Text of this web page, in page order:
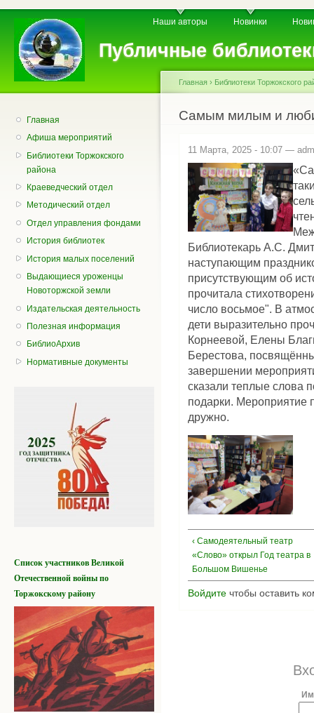
Публичные
Главное меню Наши авторы Новинки
Вторичное меню
Главная
Афиша мероприятий
Библиотеки Торжокского
района
Краеведческий отдел
Методический отдел
Отдел управления фондами
История библиотек
История малых поселений
Выдающиеся уроженцы
Новоторжской земли
Издательская деятельность
Полезная информация
БиблиоАрхив
Нормативные документы
Список участниковВеликой
Отечественной войныпо
Торжокскому району
Вы здесь
Главная › Библиотеки Торжокского
Самым милым и
11 Марта, 2025 - 10:07 —
Библиотекарь А.С.
наступающим
присутствующим об
прочитала
число восьмое". В
дети выразительно
Корнеевой, Елены
Берестова,
завершении
сказали теплые слова
подарки. Мероприятие
дружно.
‹ Самодеятельный театр
«Слово» открыл Год театра в
Большом Вишенье
Войдите чтобы оставить